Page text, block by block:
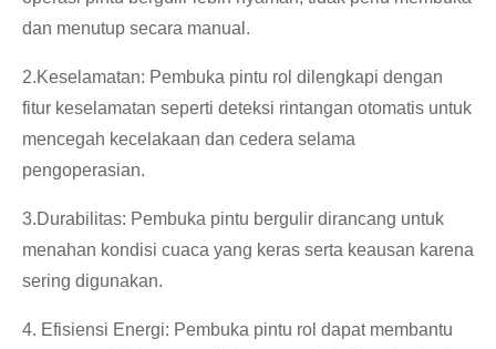
dan menutup secara manual.
2.Keselamatan: Pembuka pintu rol dilengkapi dengan
fitur keselamatan seperti deteksi rintangan otomatis untuk
mencegah kecelakaan dan cedera selama
pengoperasian.
3.Durabilitas: Pembuka pintu bergulir dirancang untuk
menahan kondisi cuaca yang keras serta keausan karena
sering digunakan.
4. Efisiensi Energi: Pembuka pintu rol dapat membantu